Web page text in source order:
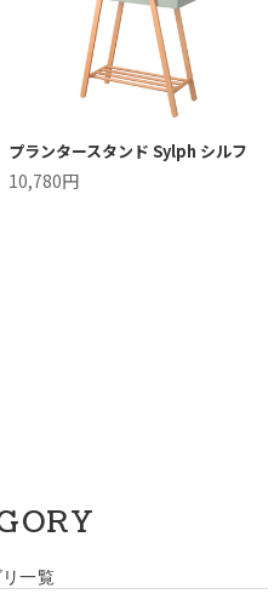
プランタースタンド Sylph シルフ
10,780円
一覧